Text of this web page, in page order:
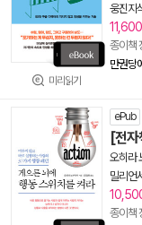
미리읽기
웅진지
11,600
종이책
만권당
ePub
[전자
오히라
밀리언
종이책